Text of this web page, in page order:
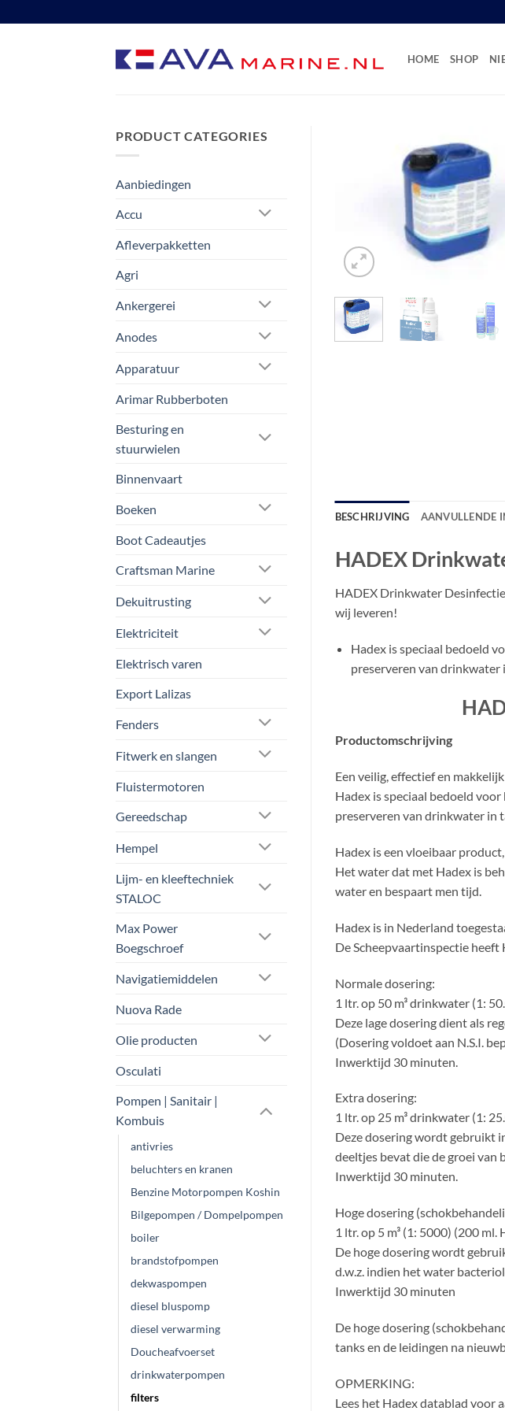
naar
HOME SHOP
PRODUCT CATEGORIES
Aanbiedingen
Accu
Afleverpakketten
Agri
Ankergerei
Anodes
Apparatuur
Arimar Rubberboten
Besturing en
stuurwielen
Binnenvaart
Boeken
Boot Cadeautjes
Craftsman Marine
Dekuitrusting
Elektriciteit
Elektrisch varen
Export Lalizas
Fenders
Fitwerk en slangen
Fluistermotoren
Gereedschap
Hempel
Lijm- en kleeftechniek
STALOC
Max Power
Boegschroef
Navigatiemiddelen
Nuova Rade
Olie producten
Osculati
Pompen | Sanitair |
Kombuis
antivries
beluchters en kranen
Benzine Motorpompen Koshin
Bilgepompen / Dompelpompen
boiler
brandstofpompen
dekwaspompen
diesel bluspomp
diesel verwarming
Doucheafvoerset
drinkwaterpompen
filters
BESCHRIJVING AANVULLENDE
HADEX
HADEX Drinkwater
wij leveren!
Hadex is speciaal bedoeld
preserveren van drinkwater
Productomschrijving
Een veilig, effectief en
Hadex is speciaal bedoeld
preserveren van drinkwater in
Hadex is een vloeibaar
Het water dat met Hadex is
water en bespaart men tijd.
Hadex is in Nederland
De Scheepvaartinspectie heeft
Normale dosering:
1 ltr. op 50 m³ drinkwater (1:
Deze lage dosering dient als
(Dosering voldoet aan N.S.I.
Inwerktijd 30 minuten.
Extra dosering:
1 ltr. op 25 m³ drinkwater (1:
Deze dosering wordt gebruikt
deeltjes bevat die de groei van
Inwerktijd 30 minuten.
Hoge dosering
1 ltr. op 5 m³ (1: 5000) (200 ml.
De hoge dosering wordt
d.w.z. indien het water
Inwerktijd 30 minuten
De hoge dosering
tanks en de leidingen na
OPMERKING:
Lees het Hadex datablad voor